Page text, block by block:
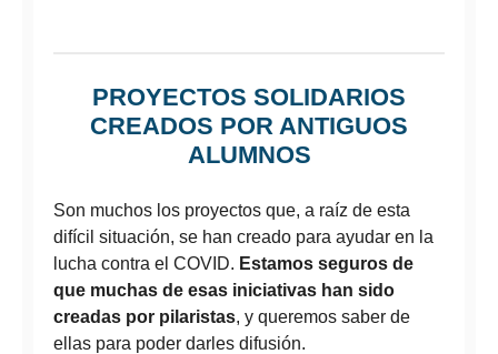
PROYECTOS SOLIDARIOS
CREADOS POR ANTIGUOS
ALUMNOS
Son muchos los proyectos que, a raíz de esta
difícil situación, se han creado para ayudar en la
lucha contra el COVID. Estamos seguros de
que muchas de esas iniciativas han sido
creadas por pilaristas, y queremos saber de
ellas para poder darles difusión.